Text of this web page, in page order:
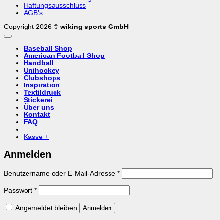
Haftungsausschluss
AGB’s
Copyright 2026 © wiking sports GmbH
Baseball Shop
American Football Shop
Handball
Unihockey
Clubshops
Inspiration
Textildruck
Stickerei
Über uns
Kontakt
FAQ
Kasse +
Anmelden
Benutzername oder E-Mail-Adresse *Erforderlich
Passwort *Erforderlich
Angemeldet bleiben Anmelden